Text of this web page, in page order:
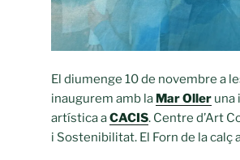
El diumenge 10 de novembre a
inaugurem amb la Mar Olleruna
artística aCACIS. Centre d’Art
i Sostenibilitat. El Forn de la calç